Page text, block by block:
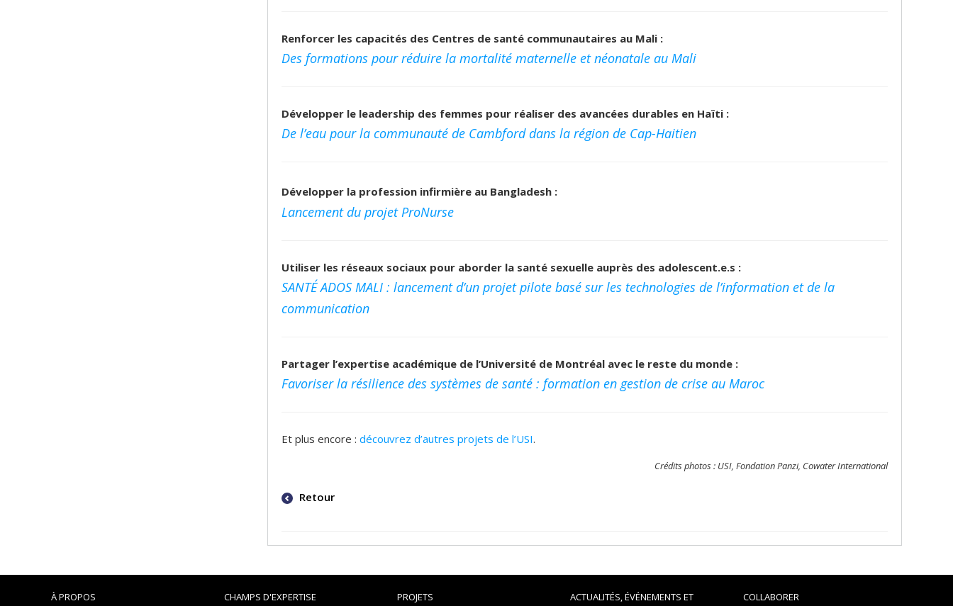
Renforcer les capacités des Centres de santé communautaires au Mali :
Des formations pour réduire la mortalité maternelle et néonatale au Mali
Développer le leadership des femmes pour réaliser des avancées durables en Haïti :
De l’eau pour la communauté de Cambford dans la région de Cap-Haitien
Développer la profession infirmière au Bangladesh :
Lancement du projet ProNurse
Utiliser les réseaux sociaux pour aborder la santé sexuelle auprès des adolescent.e.s :
SANTÉ ADOS MALI : lancement d’un projet pilote basé sur les technologies de l’information et de la
communication
Partager l’expertise académique de l’Université de Montréal avec le reste du monde :
Favoriser la résilience des systèmes de santé : formation en gestion de crise au Maroc
Et plus encore : découvrez d’autres projets de l’USI.
Crédits photos : USI, Fondation Panzi, Cowater International
Retour
À PROPOS CHAMPS D'EXPERTISE PROJETS
ACTUALITÉS, ÉVÉNEMENTS ET
COLLABORER